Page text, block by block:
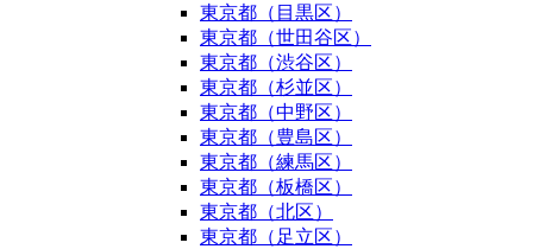
東京都（目黒区）
東京都（世田谷区）
東京都（渋谷区）
東京都（杉並区）
東京都（中野区）
東京都（豊島区）
東京都（練馬区）
東京都（板橋区）
東京都（北区）
東京都（足立区）